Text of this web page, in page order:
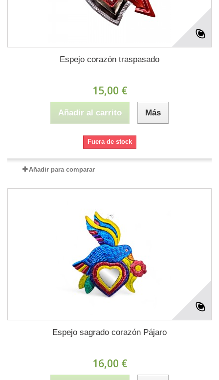
Espejo corazón traspasado
15,00 €
Añadir al carrito Más
Fuera de stock
Añadir para comparar
Espejo sagrado corazón Pájaro
16,00 €